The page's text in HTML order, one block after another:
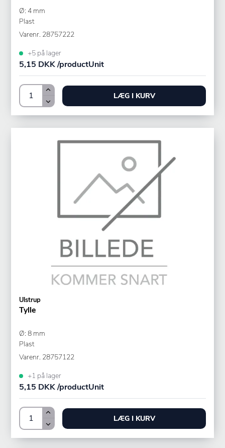
Ø: 4 mm
Plast
Varenr. 28757222
+5 på lager
5,15 DKK /productUnit
LÆG I KURV
Ulstrup
Tylle
Ø: 8 mm
Plast
Varenr. 28757122
+1 på lager
5,15 DKK /productUnit
LÆG I KURV